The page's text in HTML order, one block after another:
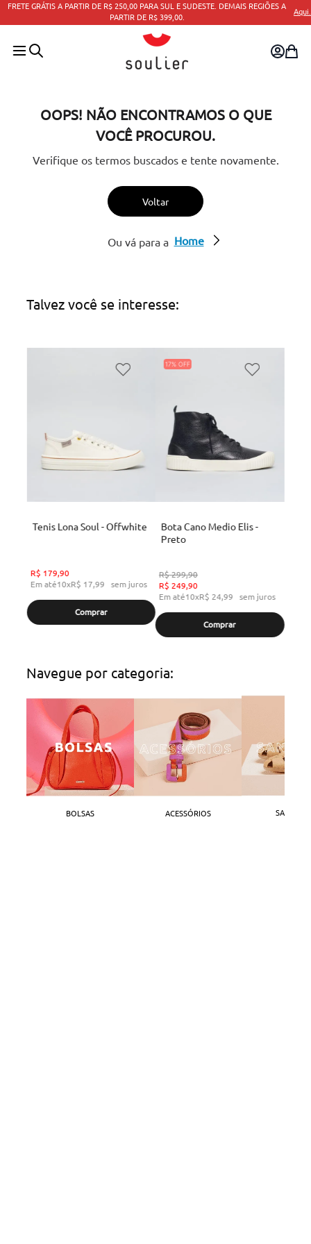
DEMAIS REGIÕES A Aqui. PARCELAMENTO EM ATÉ 10X
OOPS! NÃO ENCONTRAMOS O QUE
VOCÊ PROCUROU.
Verifique os termos buscados e tente novamente.
Voltar
Ou vá para a Home
Talvez você se interesse:
Tenis Lona Soul - Offwhite
R$ 179,90
Em até10xR$ 17,99 sem juros
Comprar
17%
Bota Cano Medio Elis -
Preto
R$299,90
R$ 249,90
Em até10xR$ 24,99 sem juros
Comprar
Navegue por categoria:
BOLSAS ACESSÓRIOS